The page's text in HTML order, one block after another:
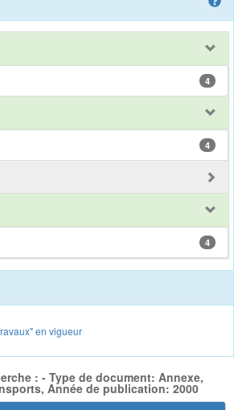
4
4
4
en vigueur
: - Type de document: Annexe,
Année de publication: 2000